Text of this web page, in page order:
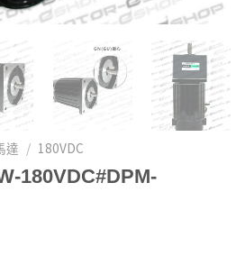
達 / 180VDC
180VDC#DPM-